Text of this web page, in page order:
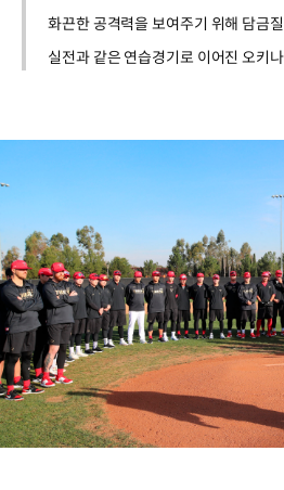
화끈한 공격력을 보여주기 위해 담금
실전과 같은 연습경기로 이어진 오키